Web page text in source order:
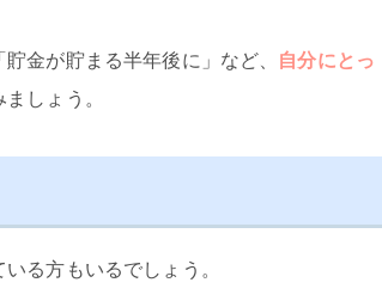
金が貯まる半年後に」など、 自分にとっ
しょう。
いる方もいるでしょう。